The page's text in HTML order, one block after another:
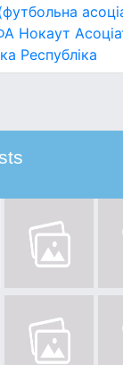
Нокаут
Республіка